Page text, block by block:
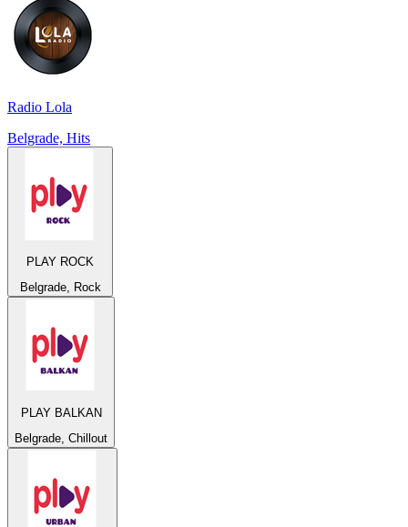
Radio Lola
Belgrade, Hits
PLAY ROCK
Belgrade, Rock
PLAY BALKAN
Belgrade, Chillout